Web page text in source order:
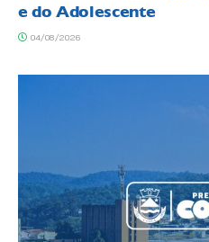
e do Adolescente
04/08/2026